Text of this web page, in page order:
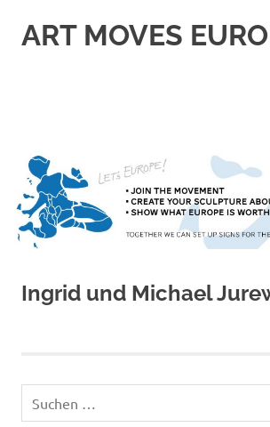
InhaltART MOVES
Ingrid und Michael